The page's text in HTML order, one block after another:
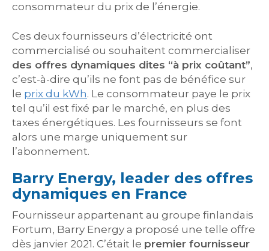
consommateur du prix de l’énergie.
Ces deux fournisseurs d’électricité ont
commercialisé ou souhaitent commercialiser
des offres dynamiques dites “à prix coûtant”,
c’est-à-dire qu’ils ne font pas de bénéfice sur
le prix du kWh. Le consommateur paye le prix
tel qu’il est fixé par le marché, en plus des
taxes énergétiques. Les fournisseurs se font
alors une marge uniquement sur
l’abonnement.
Barry Energy, leader des offres
dynamiques en France
Fournisseur appartenant au groupe finlandais
Fortum, Barry Energy a proposé une telle offre
dès janvier 2021. C’était le premier fournisseur